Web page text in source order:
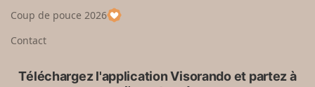
p
a
Coup de pouce 2026
Contact
Téléchargez l'application Visorando et partez à